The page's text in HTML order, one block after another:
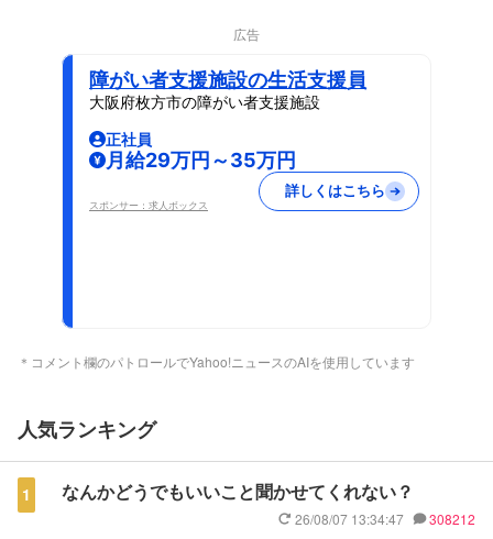
広告
障がい者支援施設の生活支援員
大阪府枚方市の障がい者支援施設
正社員
月給29万円～35万円
スポンサー：求人ボックス
詳しくはこちら
＊コメント欄のパトロールでYahoo!ニュースのAIを使用しています
人気ランキング
1 なんかどうでもいいこと聞かせてくれない？
26/08/07 13:34:47 308212